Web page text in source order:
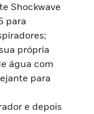
Shockwave
para
própria
água com
para
e depois